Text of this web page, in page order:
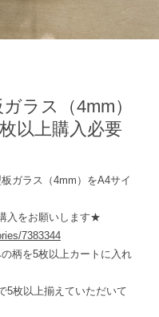
ラス（4mm）
以上購入必要
ガラス（4mm）をA4サイ
入をお願いします★
7383344
柄を5枚以上カートに入れ
5枚以上揃えていただいて